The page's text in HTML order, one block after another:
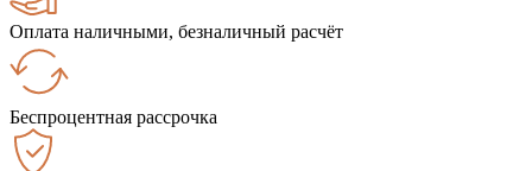
Оплата наличными, безналичный расчёт
Беспроцентная рассрочка